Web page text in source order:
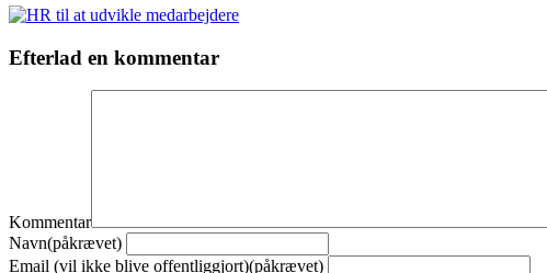
Efterlad en kommentar
Kommentar
Navn(påkrævet)
Email (vil ikke blive offentliggjort)(påkrævet)